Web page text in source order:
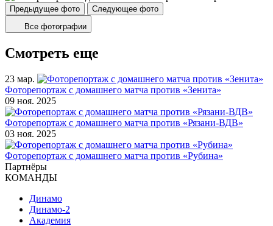
Предыдущее фото
Следующее фото
Все фотографии
Смотреть еще
23 мар.
Фоторепортаж с домашнего матча против «Зенита»
09 ноя. 2025
Фоторепортаж с домашнего матча против «Рязани-ВДВ»
03 ноя. 2025
Фоторепортаж с домашнего матча против «Рубина»
Партнёры
КОМАНДЫ
Динамо
Динамо-2
Академия